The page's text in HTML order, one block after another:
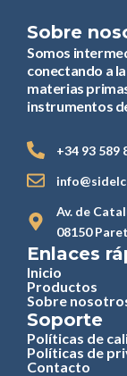
Sobre
Somos
conectando a
materias
instrumentos
+34 93 589
Av. de
08150
Enlaces
Inicio
Productos
Sobre
Soporte
Políticas de
Políticas de
Contacto